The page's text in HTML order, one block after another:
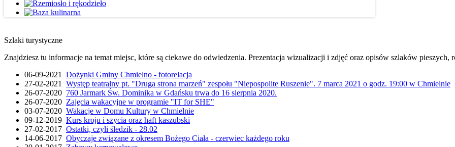
Szlaki turystyczne
Znajdziesz tu informacje na temat miejsc, które są ciekawe do odwiedzenia. Prezentacja wizualizacji i zdjęć oraz opisów szlaków
06-09-2021 Dożynki Gminy Chmielno - fotorelacja
27-02-2021 Występ teatralny pt. "Druga strona marzeń" zespołu "Niepospolite Ruszenie". 7 marca 2021 o godz. 19:00 w Chmielnie
26-07-2020 760 Jarmark Św. Dominika w Gdańsku trwa do 16 sierpnia 2020.
26-07-2020 Zajęcia wakacyjne w programie "IT for SHE"
03-07-2020 Wakacje w Domu Kultury w Chmielnie
09-12-2019 Kurs kroju i szycia oraz haft kaszubski
27-02-2017 Ostatki, czyli śledzik - 28.02
14-06-2017 Obyczaje związane z okresem Bożego Ciała - czerwiec każdego roku